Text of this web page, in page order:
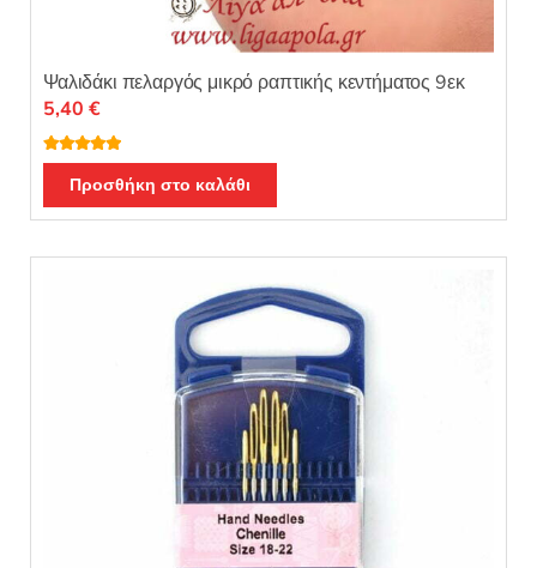
Ψαλιδάκι πελαργός μικρό ραπτικής κεντήματος 9εκ
Βαθμολογή
θηκε με 5.00
από 5
5,40 €
Προσθήκη στο καλάθι